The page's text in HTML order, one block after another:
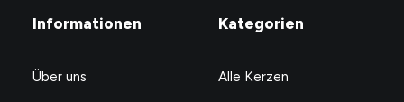
Informationen
Über uns
Kategorien
Alle Kerzen